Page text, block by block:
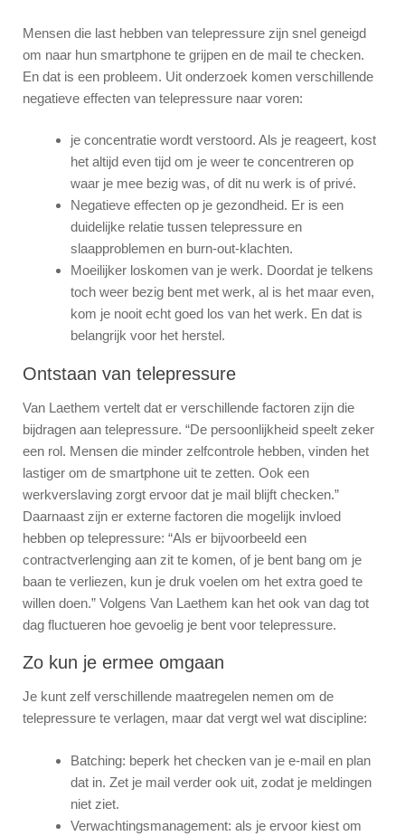
Mensen die last hebben van telepressure zijn snel geneigd
om naar hun smartphone te grijpen en de mail te checken.
En dat is een probleem. Uit onderzoek komen verschillende
negatieve effecten van telepressure naar voren:
je concentratie wordt verstoord. Als je reageert, kost
het altijd even tijd om je weer te concentreren op
waar je mee bezig was, of dit nu werk is of privé.
Negatieve effecten op je gezondheid. Er is een
duidelijke relatie tussen telepressure en
slaapproblemen en burn-out-klachten.
Moeilijker loskomen van je werk. Doordat je telkens
toch weer bezig bent met werk, al is het maar even,
kom je nooit echt goed los van het werk. En dat is
belangrijk voor het herstel.
Ontstaan van telepressure
Van Laethem vertelt dat er verschillende factoren zijn die
bijdragen aan telepressure. “De persoonlijkheid speelt zeker
een rol. Mensen die minder zelfcontrole hebben, vinden het
lastiger om de smartphone uit te zetten. Ook een
werkverslaving zorgt ervoor dat je mail blijft checken.”
Daarnaast zijn er externe factoren die mogelijk invloed
hebben op telepressure: “Als er bijvoorbeeld een
contractverlenging aan zit te komen, of je bent bang om je
baan te verliezen, kun je druk voelen om het extra goed te
willen doen.” Volgens Van Laethem kan het ook van dag tot
dag fluctueren hoe gevoelig je bent voor telepressure.
Zo kun je ermee omgaan
Je kunt zelf verschillende maatregelen nemen om de
telepressure te verlagen, maar dat vergt wel wat discipline:
Batching: beperk het checken van je e-mail en plan
dat in. Zet je mail verder ook uit, zodat je meldingen
niet ziet.
Verwachtingsmanagement: als je ervoor kiest om